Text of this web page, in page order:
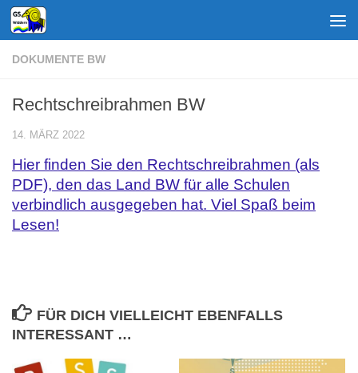
Zum Inhalt springen
DOKUMENTE BW
Rechtschreibrahmen BW
14. MÄRZ 2022
Hier finden Sie den Rechtschreibrahmen (als
PDF), den das Land BW für alle Schulen
verbindlich ausgegeben hat. Viel Spaß beim
Lesen!
FÜR DICH VIELLEICHT EBENFALLS
INTERESSANT …